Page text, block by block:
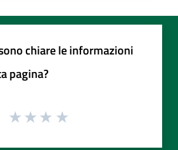
chiare le informazioni
pagina?